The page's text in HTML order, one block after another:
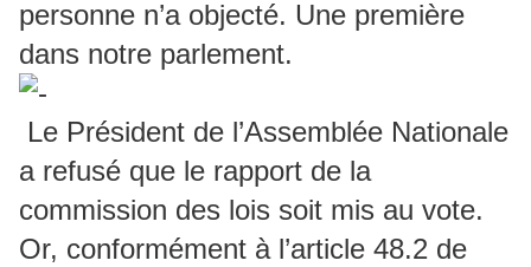
personne n’a objecté. Une première
dans notre parlement.
Le Président de l’Assemblée Nationale
a refusé que le rapport de la
commission des lois soit mis au vote.
Or, conformément à l’article 48.2 de